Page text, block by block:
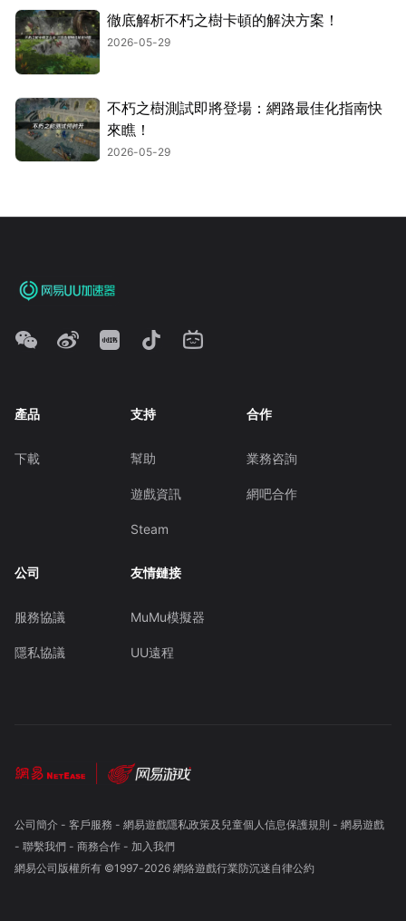
徹底解析不朽之樹卡頓的解決方案！
2026-05-29
不朽之樹測試即將登場：網路最佳化指南快
來瞧！
2026-05-29
產品
下載
支持
幫助
遊戲資訊
Steam
合作
業務咨詢
網吧合作
公司
服務協議
隱私協議
友情鏈接
MuMu模擬器
UU遠程
公司簡介- 客戶服務 - 網易遊戲隱私政策及兒童個人信息保護規則 - 網易遊戲
- 聯繫我們- 商務合作- 加入我們
網易公司版權所有 ©1997-2026 網絡遊戲行業防沉迷自律公約